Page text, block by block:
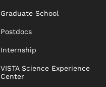
Graduate School
Postdocs
Internship
VISTA Science Experience
Center